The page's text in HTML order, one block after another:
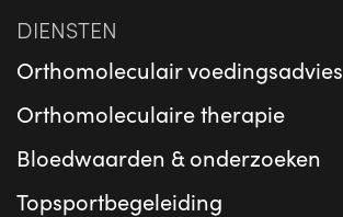
DIENSTEN
Orthomoleculair voedingsadvies
Orthomoleculaire therapie
Bloedwaarden & onderzoeken
Topsportbegeleiding